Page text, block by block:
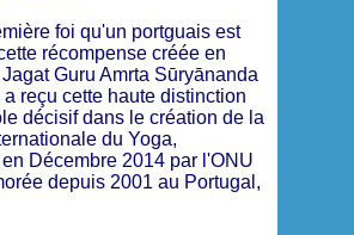
foi qu'un portguais est
récompense créée en
Guru Amrta Sūryānanda
a reçu cette haute distinction
décisif dans le création de la
du Yoga,
Décembre 2014 par l'ONU
depuis 2001 au Portugal,